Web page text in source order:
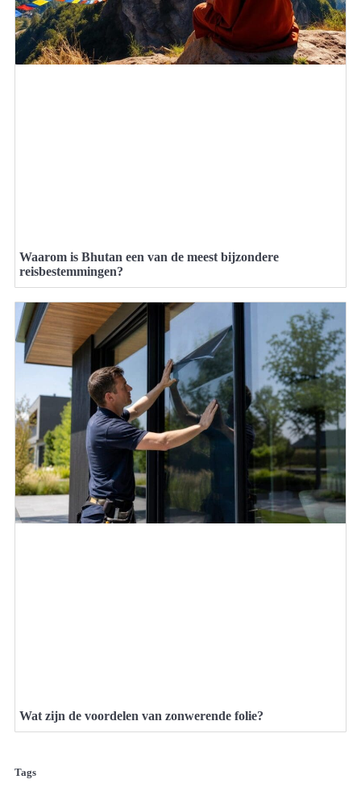
Waarom is Bhutan een van de meest bijzondere
reisbestemmingen?
Wat zijn de voordelen van zonwerende folie?
Tags